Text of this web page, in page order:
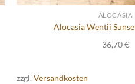
ALOCASIA
Alocasia Wentii
36,70€
zzgl. Versandkosten